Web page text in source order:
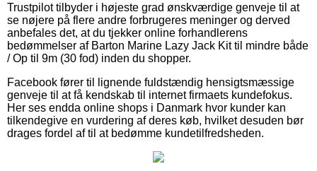
Trustpilot tilbyder i højeste grad ønskværdige genveje til at
se nøjere på flere andre forbrugeres meninger og derved
anbefales det, at du tjekker online forhandlerens
bedømmelser af Barton Marine Lazy Jack Kit til mindre både
/ Op til 9m (30 fod) inden du shopper.
Facebook fører til lignende fuldstændig hensigtsmæssige
genveje til at få kendskab til internet firmaets kundefokus.
Her ses endda online shops i Danmark hvor kunder kan
tilkendegive en vurdering af deres køb, hvilket desuden bør
drages fordel af til at bedømme kundetilfredsheden.